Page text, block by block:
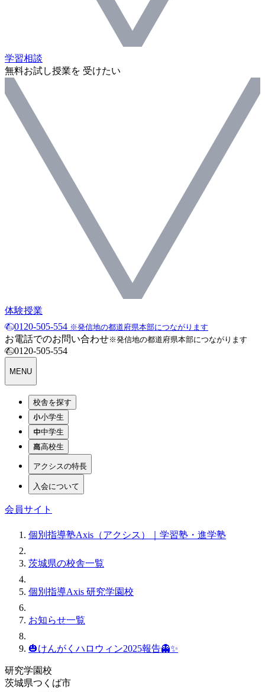
学習相談
無料お試し授業を 受けたい
体験授業
0120-505-554 ※発信地の都道府県本部につながります
お電話でのお問い合わせ※発信地の都道府県本部につながります
0120-505-554
MENU
校舎を探す
小学生
中学生
高校生
アクシスの特長
入会について
会員サイト
個別指導塾Axis（アクシス）｜学習塾・進学塾
茨城県の校舎一覧
個別指導Axis 研究学園校
お知らせ一覧
🎃けんがくハロウィン2025報告👻✨
研究学園校
茨城県つくば市